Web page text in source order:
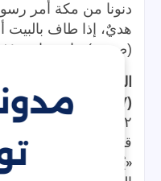
دنونا من مكة أمر
هديٌ، إذا طاف بالبيت
(صحيح) - ابن ماجه ٢٩٨١: ق
المواقيت
(١٧) باب ميقات أهل المدينة
٢٤٨٢
عن عبد الله
قال
«يُهِلُّ أَهلُ المَدينةِ مِنْ